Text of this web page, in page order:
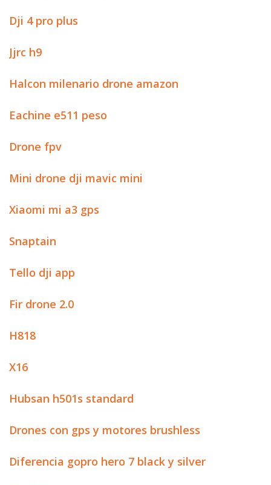
Dji 4 pro plus
Jjrc h9
Halcon milenario drone amazon
Eachine e511 peso
Drone fpv
Mini drone dji mavic mini
Xiaomi mi a3 gps
Snaptain
Tello dji app
Fir drone 2.0
H818
X16
Hubsan h501s standard
Drones con gps y motores brushless
Diferencia gopro hero 7 black y silver